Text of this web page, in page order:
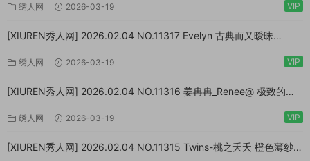
绣人网 2026-03-19 VIP
[XIUREN秀人网] 2026.02.04 NO.11317 Evelyn 古典而又暧昧
绣人网 2026-03-19 VIP
[XIUREN秀人网] 2026.02.04 NO.11316 姜冉冉_Renee@ 极致的反
绣人网 2026-03-19 VIP
[XIUREN秀人网] 2026.02.04 NO.11315 Twins-桃之夭夭 橙色薄纱